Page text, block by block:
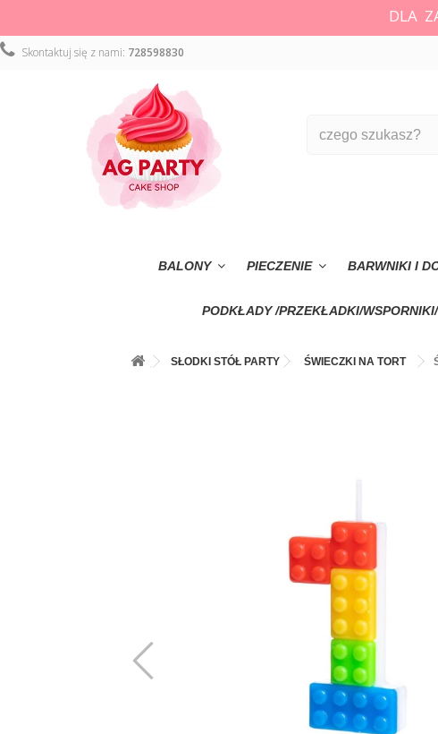
DLA
Skontaktuj się z nami: 728598830
BALONY PIECZENIE BARWNIKI I
PODKŁADY /PRZEKŁADKI/
SŁODKI STÓŁ PARTY ŚWIECZKI NA TORT